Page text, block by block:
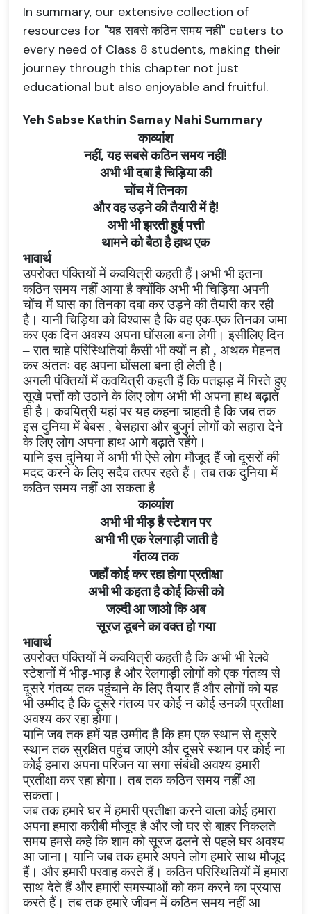
In summary, our extensive collection of
resources for "यह सबसे कठिन समय नहीं" caters to
every need of Class 8 students, making their
journey through this chapter not just
educational but also enjoyable and fruitful.
Yeh Sabse Kathin Samay Nahi Summary
काव्यांश
नहीं,यह सबसे कठिन समय नहीं!
अभी भी दबा है चिड़िया की
चोंच में तिनका
और वह उड़ने की तैयारी में है!
अभी भी झरती हुई पत्ती
थामने को बैठा है हाथ एक
भावार्थ
उपरोक्त पंक्तियों में कवयित्री कहती हैं।अभी भी इतना
कठिन समय नहीं आया है क्योंकि अभी भी चिड़िया अपनी
चोंच में घास का तिनका दबा कर उड़ने की तैयारी कर रही
है। यानी चिड़िया को विश्वास है कि वह एक-एक तिनका जमा
कर एक दिन अवश्य अपना घोंसला बना लेगी। इसीलिए दिन
– रात चाहे परिस्थितियां कैसी भी क्यों न हो , अथक मेहनत
कर अंततः वह अपना घोंसला बना ही लेती है।
अगली पंक्तियों में कवयित्री कहती हैं कि पतझड़ में गिरते हुए
सूखे पत्तों को उठाने के लिए लोग अभी भी अपना हाथ बढ़ाते
ही है। कवयित्री यहां पर यह कहना चाहती है कि जब तक
इस दुनिया में बेबस ,बेसहारा और बुजुर्ग लोगों को सहारा देने
के लिए लोग अपना हाथ आगे बढ़ाते रहेंगे।
यानि इस दुनिया में अभी भी ऐसे लोग मौजूद हैं जो दूसरों की
मदद करने के लिए सदैव तत्पर रहते हैं। तब तक दुनिया में
कठिन समय नहीं आ सकता है
काव्यांश
अभी भी भीड़ है स्टेशन पर
अभी भी एक रेलगाड़ी जाती है
गंतव्य तक
जहाँ कोई कर रहा होगा प्रतीक्षा
अभी भी कहता है कोई किसी को
जल्दी आ जाओ कि अब
सूरज डूबने का वक्त हो गया
भावार्थ
उपरोक्त पंक्तियों में कवयित्री कहती है कि अभी भी रेलवे
स्टेशनों में भीड़-भाड़ है और रेलगाड़ी लोगों को एक गंतव्य से
दूसरे गंतव्य तक पहुंचाने के लिए तैयार हैं और लोगों को यह
भी उम्मीद है कि दूसरे गंतव्य पर कोई न कोई उनकी प्रतीक्षा
अवश्य कर रहा होगा।
यानि जब तक हमें यह उम्मीद है कि हम एक स्थान से दूसरे
स्थान तक सुरक्षित पहुंच जाएंगे और दूसरे स्थान पर कोई ना
कोई हमारा अपना परिजन या सगा संबंधी अवश्य हमारी
प्रतीक्षा कर रहा होगा। तब तक कठिन समय नहीं आ
सकता।
जब तक हमारे घर में हमारी प्रतीक्षा करने वाला कोई हमारा
अपना हमारा करीबी मौजूद है और जो घर से बाहर निकलते
समय हमसे कहे कि शाम को सूरज ढलने से पहले घर अवश्य
आ जाना। यानि जब तक हमारे अपने लोग हमारे साथ मौजूद
हैं। और हमारी परवाह करते हैं। कठिन परिस्थितियों में हमारा
साथ देते हैं और हमारी समस्याओं को कम करने का प्रयास
करते हैं। तब तक हमारे जीवन में कठिन समय नहीं आ